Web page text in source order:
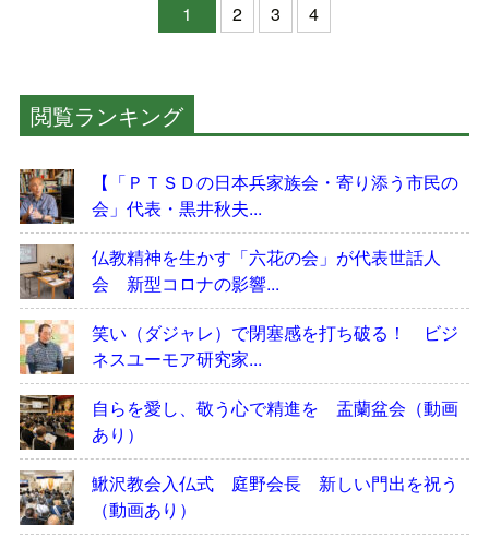
1
2 3 4
閲覧ランキング
【「ＰＴＳＤの日本兵家族会・寄り添う市民の
会」代表・黒井秋夫...
仏教精神を生かす「六花の会」が代表世話人
会 新型コロナの影響...
笑い（ダジャレ）で閉塞感を打ち破る！ ビジ
ネスユーモア研究家...
自らを愛し、敬う心で精進を 盂蘭盆会（動画
あり）
鰍沢教会入仏式 庭野会長 新しい門出を祝う
（動画あり）